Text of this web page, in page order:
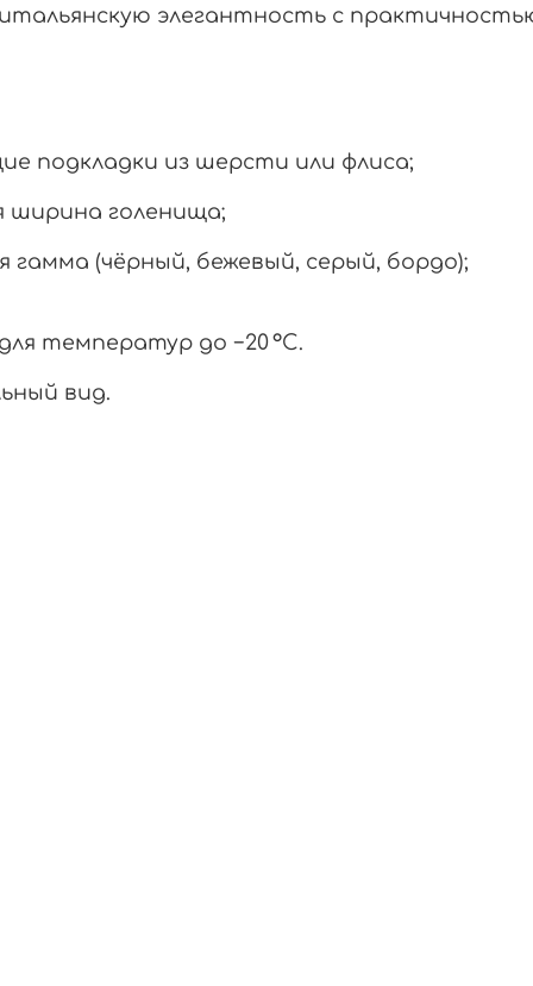
итальянскую элегантность с
подкладки из шерсти или флиса;
ширина голенища;
гамма (чёрный, бежевый, серый, бордо);
для температур до −20°C.
вид.